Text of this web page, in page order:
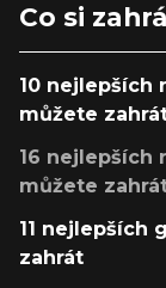
Co si
10 nejlepších
můžete
16 nejlepších
můžete
11 nejlepších
zahrát